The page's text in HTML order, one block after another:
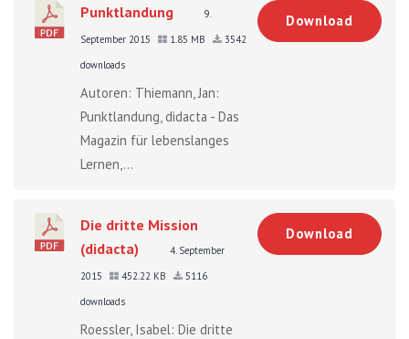
Punktlandung
9.
September 2015
1.85 MB
3542
downloads
Autoren: Thiemann, Jan:
Punktlandung, didacta - Das
Magazin für lebenslanges
Lernen,...
Download
Die dritte Mission
(didacta)
4. September
2015
452.22 KB
5116
downloads
Roessler, Isabel: Die dritte
Download